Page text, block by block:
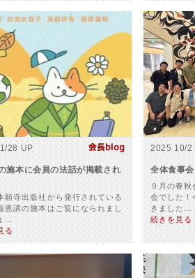
28 UP
施本に会員の法話が掲載され
願寺出版社から発行されている
恩講の施本はご覧になられまし
…
る
2025 10/2
全体食事
９月の春秋
会でした！
きました…
続きを見る